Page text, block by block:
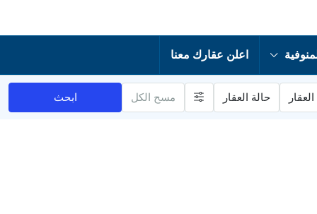
اعلن عقارك معنا
حالة العقار مسح الكل ابحث